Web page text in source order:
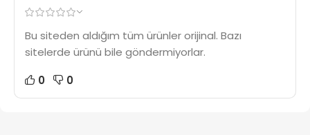
Bu siteden aldığım tüm ürünler orijinal. Bazı
sitelerde ürünü bile göndermiyorlar.
0
0